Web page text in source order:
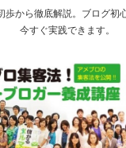
歩から徹底解説。ブログ初
今すぐ実践できます。